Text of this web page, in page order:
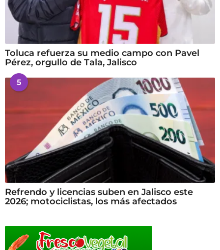
Toluca refuerza su medio campo con Pavel
Pérez, orgullo de Tala, Jalisco
5
Refrendo y licencias suben en Jalisco este
2026; motociclistas, los más afectados